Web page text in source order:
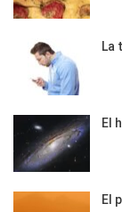
La
El
El